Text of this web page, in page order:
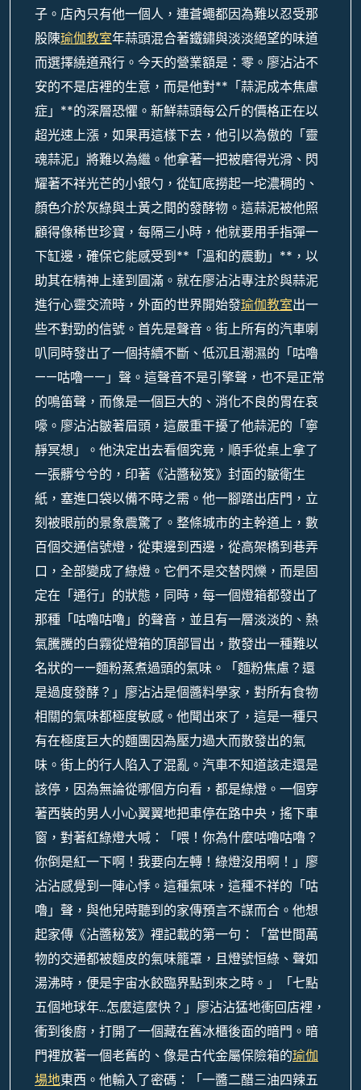
子。店內只有他一個人，連蒼蠅都因為難以忍受那
股陳瑜伽教室年蒜頭混合著鐵鏽與淡淡絕望的味道
而選擇繞道飛行。今天的營業額是：零。廖沾沾不
安的不是店裡的生意，而是他對**「蒜泥成本焦慮
症」**的深層恐懼。新鮮蒜頭每公斤的價格正在以
超光速上漲，如果再這樣下去，他引以為傲的「靈
魂蒜泥」將難以為繼。他拿著一把被磨得光滑、閃
耀著不祥光芒的小銀勺，從缸底撈起一坨濃稠的、
顏色介於灰綠與土黃之間的發酵物。這蒜泥被他照
顧得像稀世珍寶，每隔三小時，他就要用手指彈一
下缸邊，確保它能感受到**「溫和的震動」**，以
助其在精神上達到圓滿。就在廖沾沾專注於與蒜泥
進行心靈交流時，外面的世界開始發瑜伽教室出一
些不對勁的信號。首先是聲音。街上所有的汽車喇
叭同時發出了一個持續不斷、低沉且潮濕的「咕嚕
——咕嚕——」聲。這聲音不是引擎聲，也不是正常
的鳴笛聲，而像是一個巨大的、消化不良的胃在哀
嚎。廖沾沾皺著眉頭，這嚴重干擾了他蒜泥的「寧
靜冥想」。他決定出去看個究竟，順手從桌上拿了
一張髒兮兮的，印著《沾醬秘笈》封面的皺衛生
紙，塞進口袋以備不時之需。他一腳踏出店門，立
刻被眼前的景象震驚了。整條城市的主幹道上，數
百個交通信號燈，從東邊到西邊，從高架橋到巷弄
口，全部變成了綠燈。它們不是交替閃爍，而是固
定在「通行」的狀態，同時，每一個燈箱都發出了
那種「咕嚕咕嚕」的聲音，並且有一層淡淡的、熱
氣騰騰的白霧從燈箱的頂部冒出，散發出一種難以
名狀的——麵粉蒸煮過頭的氣味。「麵粉焦慮？還
是過度發酵？」廖沾沾是個醬料學家，對所有食物
相關的氣味都極度敏感。他聞出來了，這是一種只
有在極度巨大的麵團因為壓力過大而散發出的氣
味。街上的行人陷入了混亂。汽車不知道該走還是
該停，因為無論從哪個方向看，都是綠燈。一個穿
著西裝的男人小心翼翼地把車停在路中央，搖下車
窗，對著紅綠燈大喊：「喂！你為什麼咕嚕咕嚕？
你倒是紅一下啊！我要向左轉！綠燈沒用啊！」廖
沾沾感覺到一陣心悸。這種氣味，這種不祥的「咕
嚕」聲，與他兒時聽到的家傳預言不謀而合。他想
起家傳《沾醬秘笈》裡記載的第一句：「當世間萬
物的交通都被麵皮的氣味籠罩，且燈號恒綠、聲如
湯沸時，便是宇宙水餃臨界點到來之時。」「七點
五個地球年…怎麼這麼快？」廖沾沾猛地衝回店裡，
衝到後廚，打開了一個藏在舊冰櫃後面的暗門。暗
門裡放著一個老舊的、像是古代金屬保險箱的瑜伽
場地東西。他輸入了密碼：「一醬二醋三油四辣五